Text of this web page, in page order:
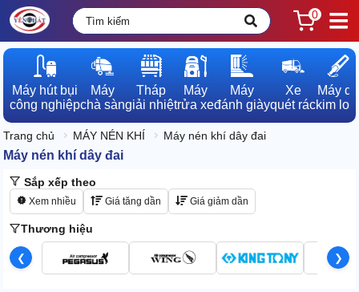
0
Máy hút bụi
công nghiệp
Máy
chà sàn
Tháp
giải nhiệt
Máy
rửa xe
Máy
đánh giày
Xe
quét rác
Máy dò
kim loại
Trang chủ MÁY NÉN KHÍ Máy nén khí dây đai
Máy nén khí dây đai
Sắp xếp theo
Xem nhiều Giá tăng dần Giá giảm dần
Thương hiệu
❮ ❯